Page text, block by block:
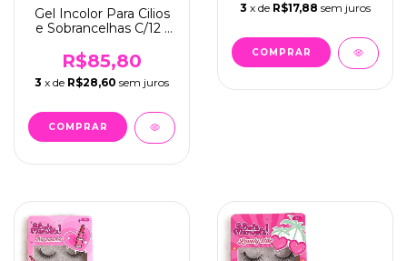
Gel Incolor Para Cilios
e Sobrancelhas C/12 -
R$85,80
3 x de R$28,60 sem juros
3 x de R$17,88 sem juros